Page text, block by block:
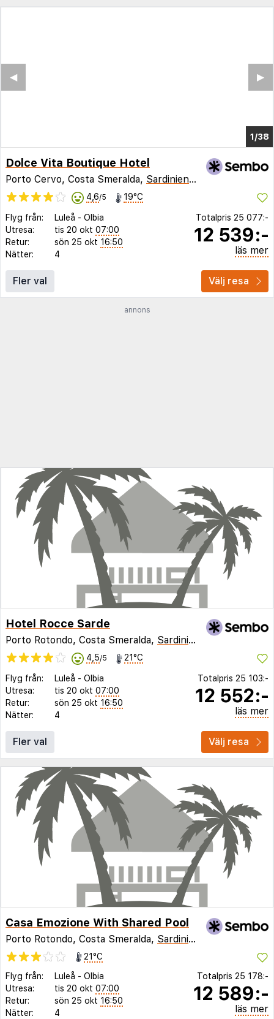
1/33
▶︎
◀︎
Dolce Vita Boutique Hotel
Porto Cervo, Costa Smeralda, Sardinien,Italien
4,6/5 19°C
Flyg från: Luleå - Olbia
Utresa:
tis 20 okt 07:00
Retur:
sön 25 okt 16:50
Nätter:
4
Totalpris 25 077:-
12 539:-
läs mer
Fler val Välj resa
annons
Hotel Rocce Sarde
Porto Rotondo, Costa Smeralda, Sardinien
4,5/5 21°C
Flyg från: Luleå - Olbia
Utresa:
tis 20 okt 07:00
Retur:
sön 25 okt 16:50
Nätter:
4
Totalpris 25 103:-
12 552:-
läs mer
Fler val Välj resa
Casa Emozione With Shared Pool
Porto Rotondo, Costa Smeralda, Sardinien Italien
21°C
Flyg från:
Luleå - Olbia
Utresa:
tis 20 okt 07:00
Retur:
sön 25 okt 16:50
Nätter:
4
Totalpris 25 178:-
12 589:-
läs mer